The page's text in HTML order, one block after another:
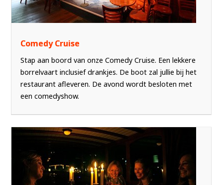
Comedy Cruise
Stap aan boord van onze Comedy Cruise. Een lekkere
borrelvaart inclusief drankjes. De boot zal jullie bij het
restaurant afleveren. De avond wordt besloten met
een comedyshow.